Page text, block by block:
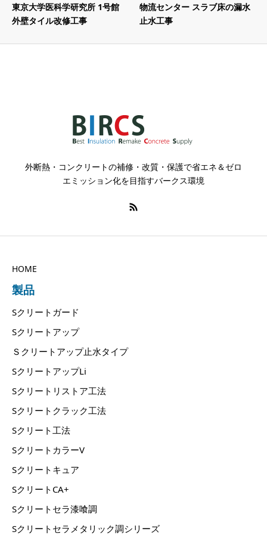
東京大学医科学研究所 1号館
外壁タイル改修工事
物流センター スラブ床の漏水
止水工事
外断熱・コンクリートの補修・改質・保護で省エネ＆ゼロ
エミッション化を目指すバークス環境
HOME
製品
Sクリートガード
Sクリートアップ
Ｓクリートアップ止水タイプ
SクリートアップLi
Sクリートリストア工法
Sクリートクラック工法
Sクリート工法
SクリートカラーV
Sクリートキュア
SクリートCA+
Sクリートセラ漆喰調
Sクリートセラメタリック調シリーズ